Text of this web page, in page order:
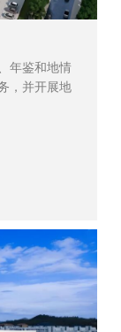
年鉴和地情
，并开展地